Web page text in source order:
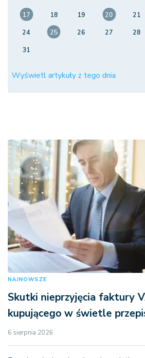
17
18 19 20 21
24
25 26 27 28
31
Wyświetl artykuły z tego dnia
NAJNOWSZE
Skutki nieprzyjęcia faktury
kupującego w świetle
6 sierpnia 2026